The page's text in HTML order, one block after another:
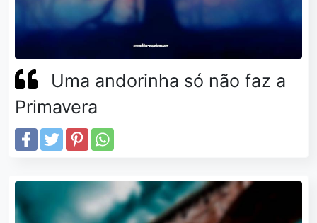
Uma andorinha só não faz a
Primavera